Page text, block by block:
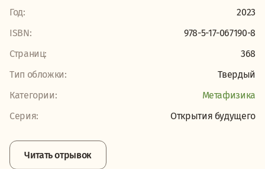
Год:
2023
ISBN:
978-5-17-067190-8
Страниц:
368
Тип обложки:
Твердый
Категории:
Метафизика
Серия:
Открытия будущего
Читать отрывок